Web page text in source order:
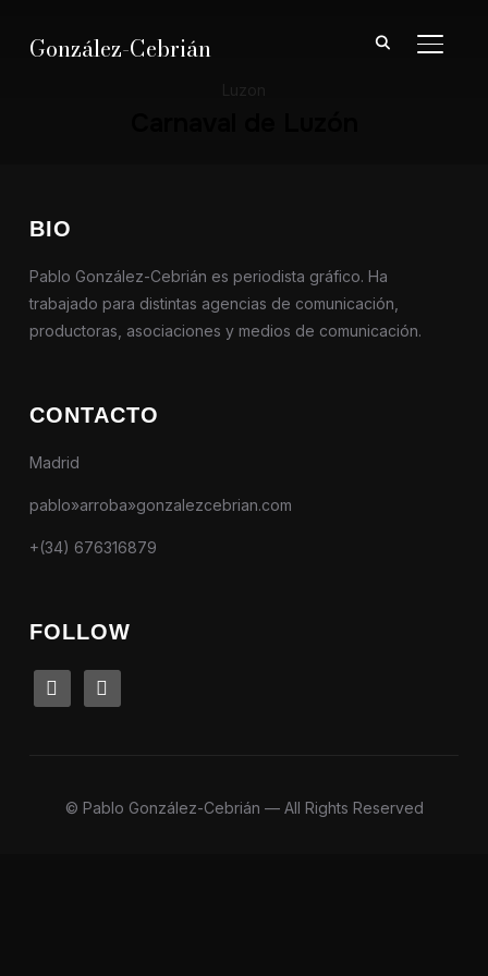
González-Cebrián
BIO
Pablo González-Cebrián es periodista gráfico. Ha
trabajado para distintas agencias de comunicación,
productoras, asociaciones y medios de comunicación.
CONTACTO
Madrid
pablo»arroba»gonzalezcebrian.com
+(34) 676316879
FOLLOW
linkedin instagram
© Pablo González-Cebrián — All Rights Reserved